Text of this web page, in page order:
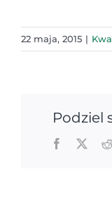
22 maja, 2015 |
Podziel
Facebook
X